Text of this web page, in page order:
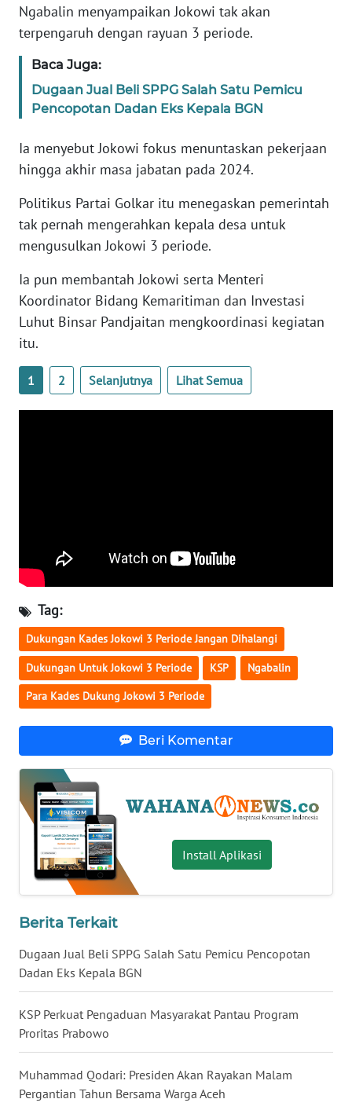
Ngabalin menyampaikan Jokowi tak akan
terpengaruh dengan rayuan 3 periode.
Baca Juga:
Dugaan Jual Beli SPPG Salah Satu Pemicu
Pencopotan Dadan Eks Kepala BGN
Ia menyebut Jokowi fokus menuntaskan pekerjaan
hingga akhir masa jabatan pada 2024.
Politikus Partai Golkar itu menegaskan pemerintah
tak pernah mengerahkan kepala desa untuk
mengusulkan Jokowi 3 periode.
Ia pun membantah Jokowi serta Menteri
Koordinator Bidang Kemaritiman dan Investasi
Luhut Binsar Pandjaitan mengkoordinasi kegiatan
itu.
1 2 Selanjutnya Lihat Semua
Tag:
Dukungan Kades Jokowi 3 Periode Jangan Dihalangi
Dukungan Untuk Jokowi 3 Periode KSP Ngabalin
Para Kades Dukung Jokowi 3 Periode
Beri Komentar
Install Aplikasi
Berita Terkait
Dugaan Jual Beli SPPG Salah Satu Pemicu Pencopotan
Dadan Eks Kepala BGN
KSP Perkuat Pengaduan Masyarakat Pantau Program
Proritas Prabowo
Muhammad Qodari: Presiden Akan Rayakan Malam
Pergantian Tahun Bersama Warga Aceh
SIBER
KARIR
Wahana
Regional
WN
WN
JAKARTA
JABAR
PAPUA
WN
PAPUA
BARAT
WN
WN
SERAMBI
WN
JAMBI
WN
SULTRA
WN
NTB
WN
SULTENG
WN
SULBAR